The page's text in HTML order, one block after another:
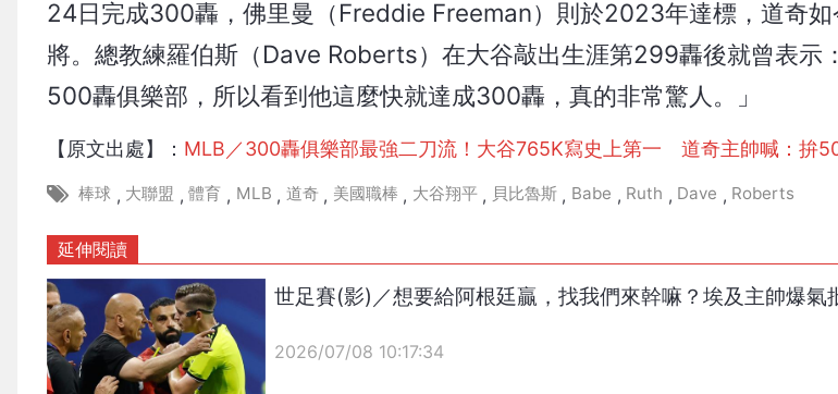
24日完成300轟，佛里曼（Freddie Freeman）則於2023年達標，道奇
將。總教練羅伯斯（Dave Roberts）在大谷敲出生涯第299轟後就曾表示
500轟俱樂部，所以看到他這麼快就達成300轟，真的非常驚人。」
【原文出處】： MLB／300轟俱樂部最強二刀流！大谷765K寫史上第一 道奇主帥喊：拚
棒球 , 大聯盟 , 體育 , MLB , 道奇 , 美國職棒 , 大谷翔平 , 貝比魯斯 , Babe , Ruth , Dave , Roberts
延伸閱讀
世足賽(影)／想要給阿根廷贏，找我們來幹嘛？埃及主帥爆氣
2026/07/08 10:17:34